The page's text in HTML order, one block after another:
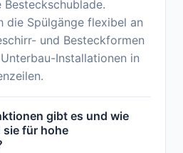
die Spülgänge flexibel an
und Besteckformen
Installationen in
gibt es und wie
für hohe